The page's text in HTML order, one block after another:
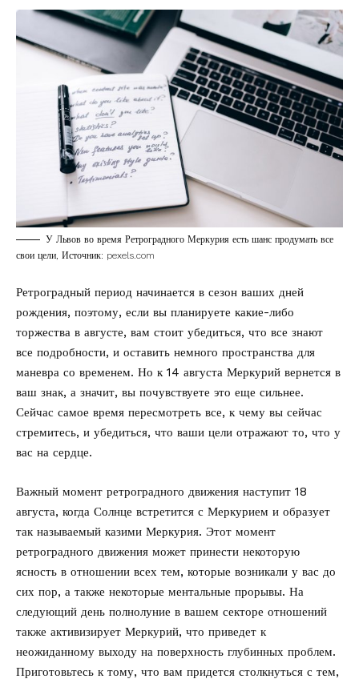
У Львов во время Ретроградного Меркурия есть шанс продумать все
свои цели, Источник: pexels.com
Ретроградный период начинается в сезон ваших дней
рождения, поэтому, если вы планируете какие-либо
торжества в августе, вам стоит убедиться, что все знают
все подробности, и оставить немного пространства для
маневра со временем. Но к 14 августа Меркурий вернется в
ваш знак, а значит, вы почувствуете это еще сильнее.
Сейчас самое время пересмотреть все, к чему вы сейчас
стремитесь, и убедиться, что ваши цели отражают то, что у
вас на сердце.
Важный момент ретроградного движения наступит 18
августа, когда Солнце встретится с Меркурием и образует
так называемый казими Меркурия. Этот момент
ретроградного движения может принести некоторую
ясность в отношении всех тем, которые возникали у вас до
сих пор, а также некоторые ментальные прорывы. На
следующий день полнолуние в вашем секторе отношений
также активизирует Меркурий, что приведет к
неожиданному выходу на поверхность глубинных проблем.
Приготовьтесь к тому, что вам придется столкнуться с тем,